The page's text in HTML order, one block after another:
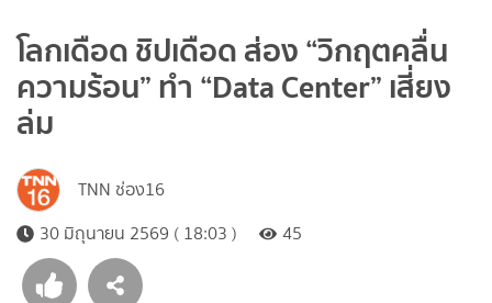
โลกเดือด ชิปเดือด ส่อง “วิกฤตคลื่น
ความร้อน” ทำ “Data Center” เสี่ยง
ล่ม
TNN ช่อง16
30 มิถุนายน 2569 ( 18:03 )
45